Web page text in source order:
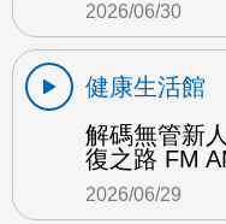
2026/06/30
健康生活館
解碼無管新
復之路 FM
2026/06/29